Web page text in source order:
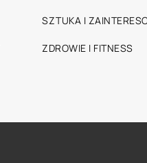
SZTUKA I
ZDROWIE I FITNESS